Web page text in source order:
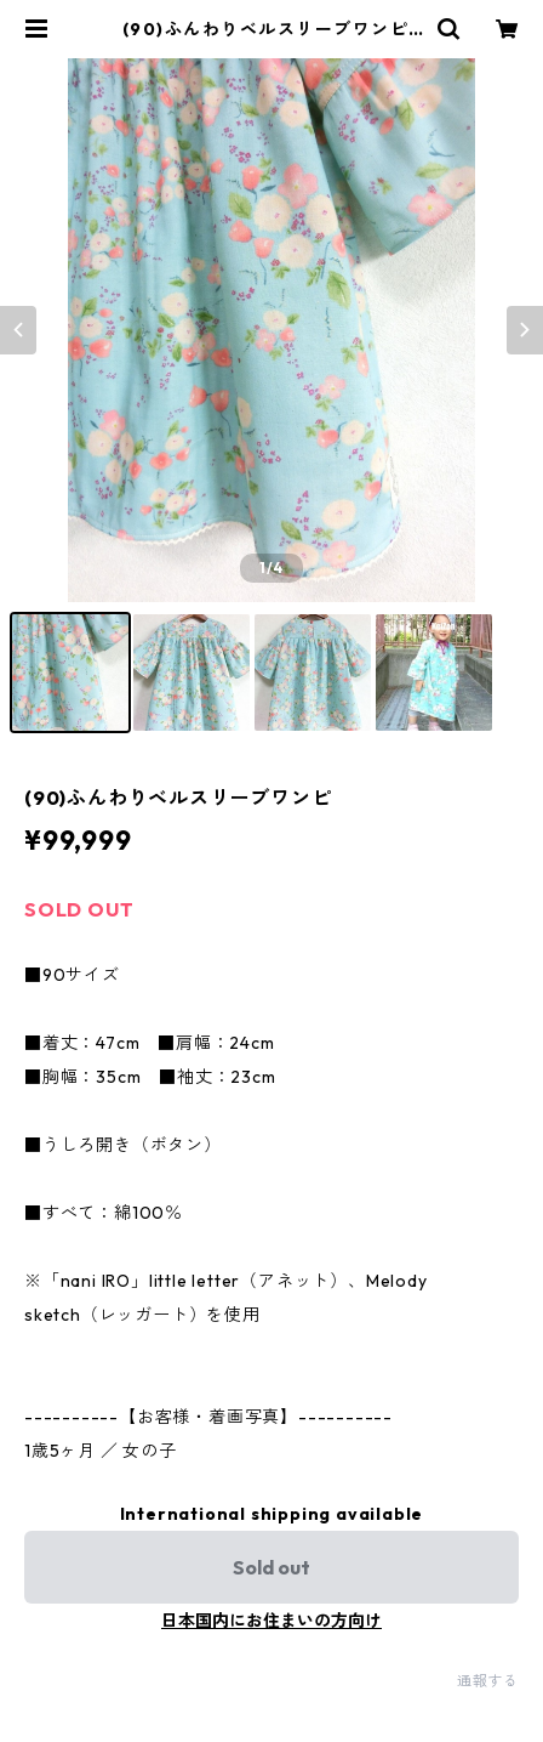
(90)ふんわりベルスリーブワンピ |
1/4
(90)ふんわりベルスリーブワンピ
¥99,999
SOLD OUT
■90サイズ
■着丈：47cm ■肩幅：24cm
■胸幅：35cm ■袖丈：23cm
■うしろ開き（ボタン）
■すべて：綿100％
※「nani IRO」little letter（アネット）、Melody
sketch（レッガート）を使用
----------【お客様・着画写真】----------
1歳5ヶ月 ／ 女の子
International shipping available
Sold out
日本国内にお住まいの方向け
通報する